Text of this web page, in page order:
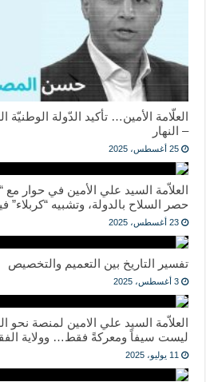
العلّامة الأمين… تأكيد الدّولة
– النهار
25 أغسطس، 2025
العلاّمة السيد علي الأمين في حوار
حصر السلاح بالدولة، وتشبيه “كربلاء”
23 أغسطس، 2025
تفسير التاريخ بين التعميم والتخصيص
3 أغسطس، 2025
العلاّمة السيد علي الامين لمنصة نحو
ليست سيفاً ومعركةً فقط… وولاية
11 يوليو، 2025